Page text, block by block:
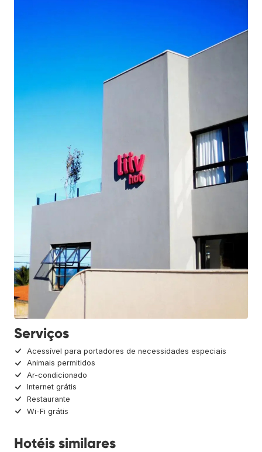
Serviços
Acessível para portadores de necessidades especiais
Animais permitidos
Ar-condicionado
Internet grátis
Restaurante
Wi-Fi grátis
Hotéis similares